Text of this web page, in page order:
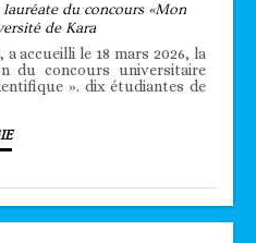
du concours «Mon
de Kara
accueilli le 18 mars 2026, la
du concours universitaire
». dix étudiantes de